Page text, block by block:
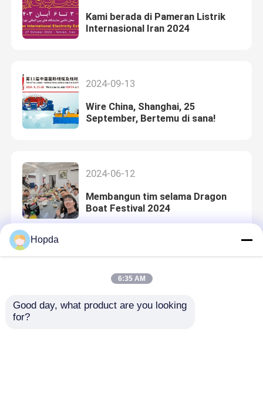
Kami berada di Pameran Listrik
Internasional Iran 2024
2024-09-13
Wire China, Shanghai, 25
September, Bertemu di sana!
2024-06-12
Membangun tim selama Dragon
Boat Festival 2024
Kami akan ke Wire and Cable Show
Hopda
6:35 AM
Good day, what product are you looking
for?